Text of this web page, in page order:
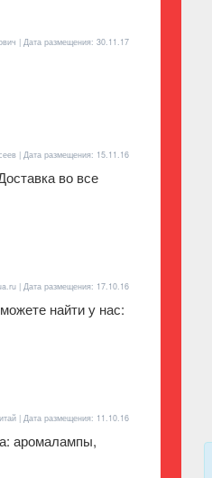
| Дата размещения: 30.11.17
| Дата размещения: 15.11.16
во все
| Дата размещения: 17.10.16
найти у нас:
| Дата размещения: 11.10.16
аромалампы,